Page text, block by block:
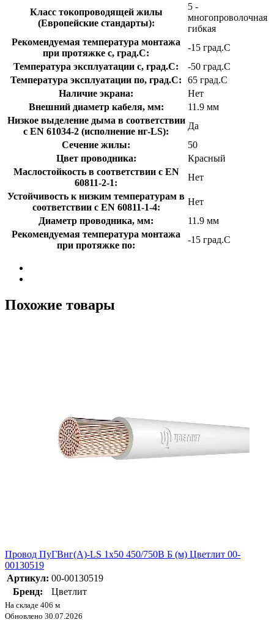
Класс токопроводящей жилы
(Европейские стандарты):
5 -
многопроволочная
гибкая
Рекомендуемая температура монтажа
при протяжке с, град.C:
-15 град.C
Температура эксплуатации с, град.C:
-50 град.C
Температура эксплуатации по, град.C:
65 град.C
Наличие экрана:
Нет
Внешний диаметр кабеля, мм:
11.9 мм
Низкое выделение дыма в соответствии
с EN 61034-2 (исполнение нг-LS):
Да
Сечение жилы:
50
Цвет проводника:
Красный
Маслостойкость в соответствии с EN
60811-2-1:
Нет
Устойчивость к низким температурам в
соответствии с EN 60811-1-4:
Нет
Диаметр проводника, мм:
11.9 мм
Рекомендуемая температура монтажа
при протяжке по:
-15 град.C
Похожие товары
Провод ПуГВнг(А)-LS 1х50 450/750В Б (м) Цветлит 00-
00130519
Артикул: 00-00130519
Бренд:
Цветлит
На складе 406 м
Обновлено 30.07.2026